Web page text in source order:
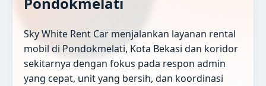
Sky White Rent Car menjalankan layanan rental
mobil di Pondokmelati, Kota Bekasi dan koridor
sekitarnya dengan fokus pada respon admin
yang cepat, unit yang bersih, dan koordinasi